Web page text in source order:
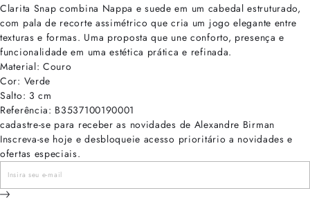
Clarita Snap combina Nappa e suede em um cabedal estruturado,
com pala de recorte assimétrico que cria um jogo elegante entre
texturas e formas. Uma proposta que une conforto, presença e
funcionalidade em uma estética prática e refinada.
Material: Couro
Cor: Verde
Salto: 3 cm
Referência: B3537100190001
cadastre-se para receber as novidades de Alexandre Birman
Inscreva-se hoje e desbloqueie acesso prioritário a novidades e
ofertas especiais.